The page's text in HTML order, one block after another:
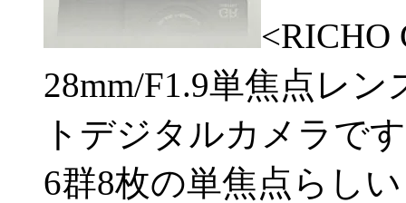
28mm/F1.9単焦点レ
トデジタルカメラで
6群8枚の単焦点らし